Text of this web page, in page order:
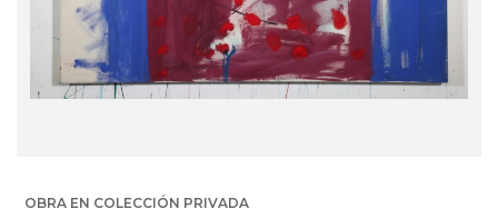
OBRA EN COLECCIÓN PRIVADA